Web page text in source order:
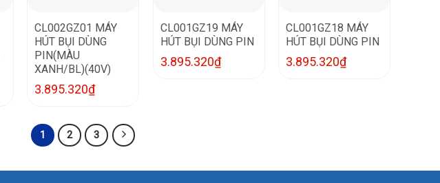
CL002GZ01 MÁY
HÚT BỤI DÙNG
PIN(MÀU
XANH/BL)(40V)
3.895.320₫
CL001GZ19 MÁY
HÚT BỤI DÙNG PIN
3.895.320₫
CL001GZ18 MÁY
HÚT BỤI DÙNG PIN
3.895.320₫
1 2 3